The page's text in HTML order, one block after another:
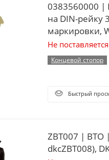
0383560000 |
на DIN-рейку
маркировки,
Не поставляется
Концевой стопор
Быстрый
ZBT007 | BTO
dkcZBT008),